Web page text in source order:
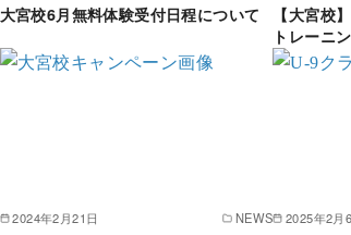
大宮校6月無料体験受付日程について
【大宮校
トレーニ
2024年2月21日 NEWS 2025年2月